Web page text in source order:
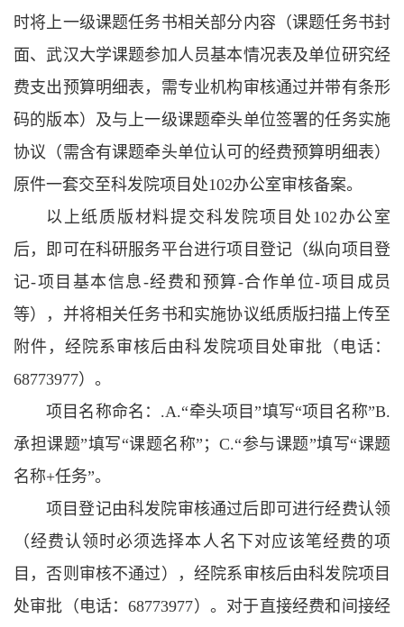
时将上一级课题任务书相关部分内容（课题任务书封
面、武汉大学课题参加人员基本情况表及单位研究经
费支出预算明细表，需专业机构审核通过并带有条形
码的版本）及与上一级课题牵头单位签署的任务实施
协议（需含有课题牵头单位认可的经费预算明细表）
原件一套交至科发院项目处102办公室审核备案。
以上纸质版材料提交科发院项目处102办公室
后，即可在科研服务平台进行项目登记（纵向项目登
记-项目基本信息-经费和预算-合作单位-项目成员
等），并将相关任务书和实施协议纸质版扫描上传至
附件，经院系审核后由科发院项目处审批（电话：
68773977）。
项目名称命名：.A.“牵头项目”填写“项目名称”B.
承担课题”填写“课题名称”；C.“参与课题”填写“课题
名称+任务”。
项目登记由科发院审核通过后即可进行经费认领
（经费认领时必须选择本人名下对应该笔经费的项
目，否则审核不通过），经院系审核后由科发院项目
处审批（电话：68773977）。对于直接经费和间接经